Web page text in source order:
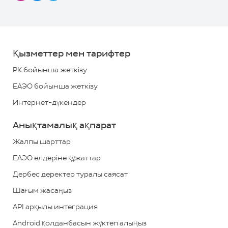
*
+7
(727)
313
*ҚР
бойынша
тегін
байланыс
Қызметтер мен тарифтер
РК бойынша жеткізу
ЕАЭО бойынша жеткізу
Интернет-дүкендер
Анықтамалық ақпарат
Жалпы шарттар
ЕАЭО елдеріне құжаттар
Дербес деректер туралы саясат
Шағым жасаңыз
API арқылы интеграция
Android қолданбасын жүктеп алыңыз